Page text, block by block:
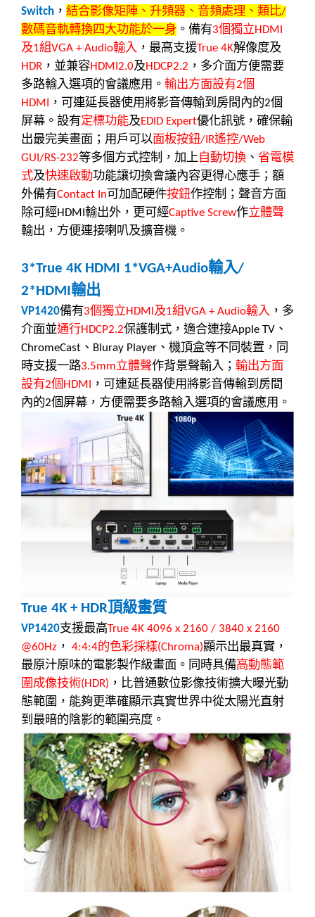
Switch ， 結合影像矩陣、升頻器、音頻處理、類比/
數碼音軌轉換四大功能於一身 。備有3個獨立HDMI
及1組VGA + Audio輸入 ，最高支援True 4K解像度及
HDR ，並兼容HDMI2.0及HDCP2.2 ，多介面方便需要
多路輸入選項的會議應用。 輸出方面設有2個
HDMI ，可連延長器使用將影音傳輸到房間內的2個
屏幕。設有定標功能及EDID Expert優化訊號，確保輸
出最完美畫面；用戶可以面板按鈕/IR遙控/Web
GUI/RS-232等多個方式控制，加上自動切換 、 省電模
式及快速啟動功能讓切換會議內容更得心應手；額
外備有Contact In可加配硬件按鈕作控制；聲音方面
除可經HDMI 輸出外，更可經Captive Screw作立體聲
輸出，方便連接喇叭及擴音機。
3*True 4K HDMI 1*VGA+Audio輸入/
2*HDMI輸出
VP1420備有3個獨立HDMI 及1組VGA + Audio輸入 ，多
介面並通行HDCP2.2保護制式，適合連接Apple TV 、
ChromeCast 、 Bluray Player 、機頂盒等不同裝置，同
時支援一路3.5mm立體聲作背景聲輸入； 輸出方面
設有2個 HDMI
，可連延長器使用將影音傳輸到房間
內的2個屏幕，方便需要多路輸入選項的會議應用。
True 4K + HDR頂級畫質
VP1420支援最高True 4K 4096 x 2160 / 3840 x 2160
@60Hz ， 4:4:4的色彩採樣(Chroma)顯示出最真實，
最原汁原味的電影製作級畫面。同時具備高動態範
圍成像技術(HDR) ，比普通數位影像技術擴大曝光動
態範圍，能夠更準確顯示真實世界中從太陽光直射
到最暗的陰影的範圍亮度。